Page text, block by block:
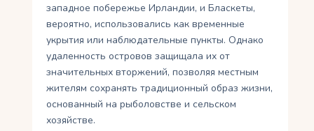
западное побережье Ирландии, и Бласкеты,
вероятно, использовались как временные
укрытия или наблюдательные пункты. Однако
удаленность островов защищала их от
значительных вторжений, позволяя местным
жителям сохранять традиционный образ жизни,
основанный на рыболовстве и сельском
хозяйстве.